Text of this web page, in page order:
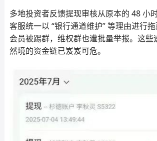
多地投资者反馈提现审核从原本的 48 小
客服统一以 “银行通道维护” 等理由进行
会员被踢群，维权群也遭批量举报。这些
然境的资金链已岌岌可危。